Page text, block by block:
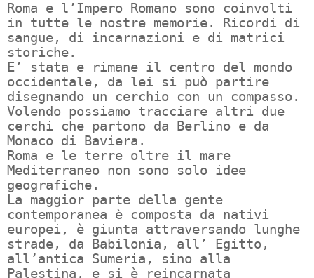
Roma e l’Impero Romano sono coinvolti
in tutte le nostre memorie. Ricordi di
sangue, di incarnazioni e di matrici
storiche.
E’ stata e rimane il centro del mondo
occidentale, da lei si può partire
disegnando un cerchio con un compasso.
Volendo possiamo tracciare altri due
cerchi che partono da Berlino e da
Monaco di Baviera.
Roma e le terre oltre il mare
Mediterraneo non sono solo idee
geografiche.
La maggior parte della gente
contemporanea è composta da nativi
europei, è giunta attraversando lunghe
strade, da Babilonia, all’ Egitto,
all’antica Sumeria, sino alla
Palestina, e si è reincarnata